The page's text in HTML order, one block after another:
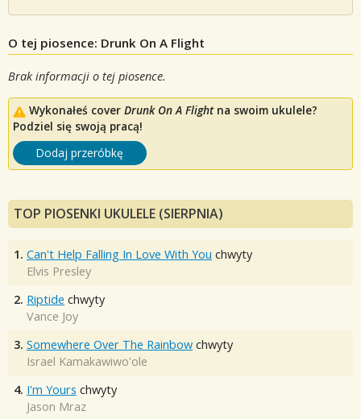
O tej piosence: Drunk On A Flight
Brak informacji o tej piosence.
Wykonałeś cover Drunk On A Flightna swoim ukulele?
Podziel się swoją pracą!
Dodaj przeróbkę
TOP PIOSENKI UKULELE (SIERPNIA)
1. Can't Help Falling In Love With You chwyty
Elvis Presley
2. Riptide chwyty
Vance Joy
3. Somewhere Over The Rainbow chwyty
Israel Kamakawiwo'ole
4. I'm Yours chwyty
Jason Mraz